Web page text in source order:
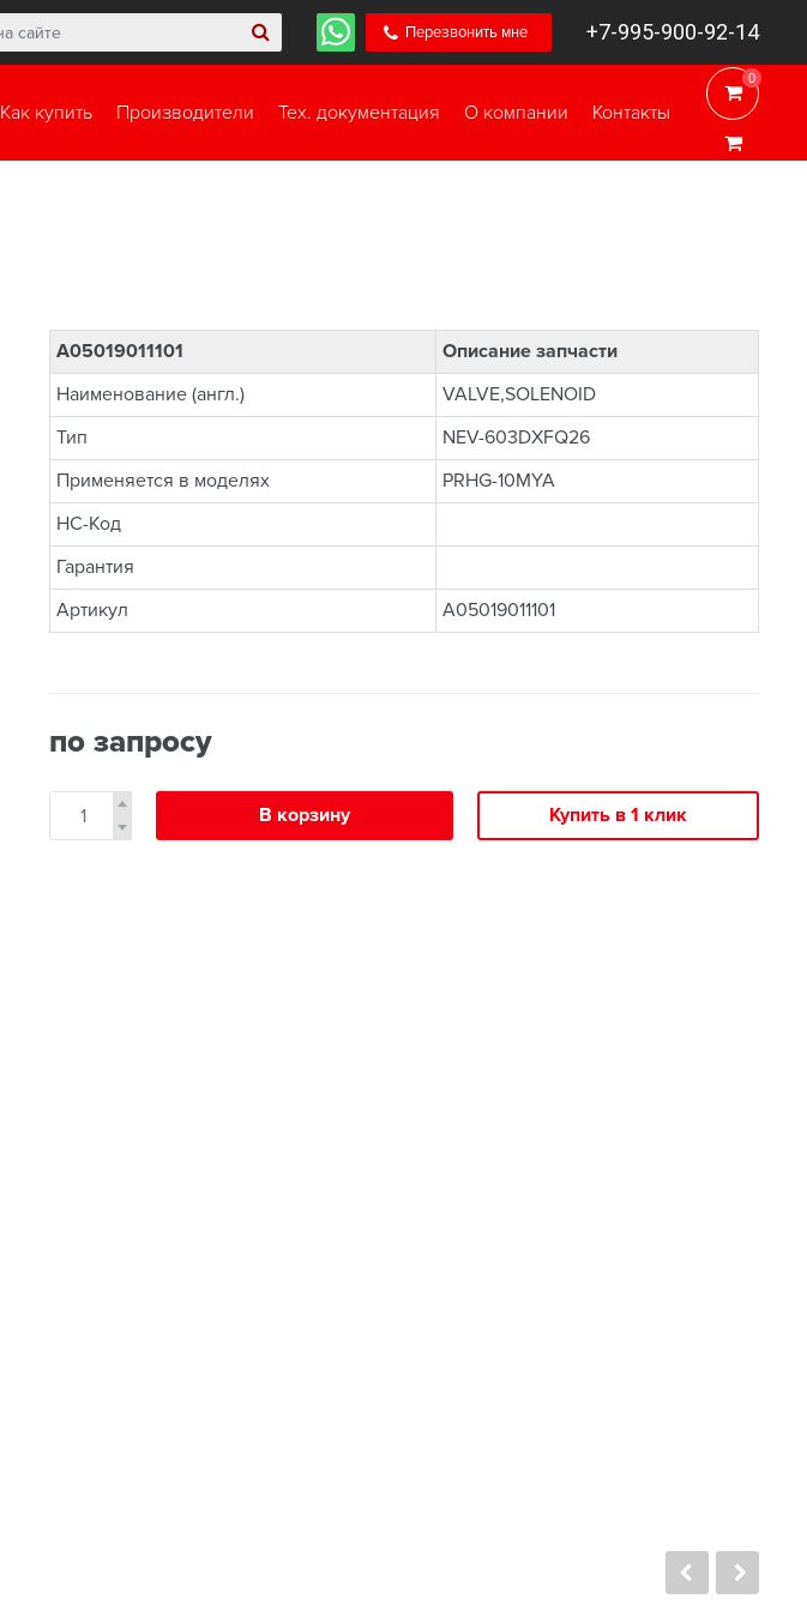
Перезвонить мне +7-995-900-92-14
0
0
Как купить Производители Тех. документация О компании Контакты
A05019011101
Описание запчасти
Наименование (англ.)
VALVE,SOLENOID
Тип
NEV-603DXFQ26
Применяется в моделях
PRHG-10MYA
НС-Код
Гарантия
Артикул
A05019011101
по запросу
В корзину Купить в 1 клик